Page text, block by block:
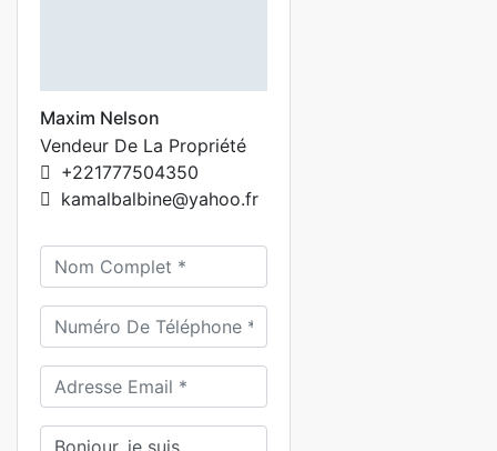
Maxim Nelson
Vendeur De La Propriété
+221777504350
kamalbalbine@yahoo.fr